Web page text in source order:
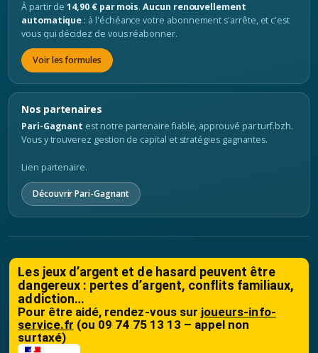
À partir de14,90 € par mois.Aucun renouvellement
automatique : à l'échéance votre abonnement s'arrête, et c'est
vous qui décidez de vous réabonner.
Voir les formules
Nos partenaires
Pari-Gagnant est notre partenaire fiable, approuvé par turf.bzh.
Vous y trouverez gestion de capital et stratégies gagnantes.
Lien partenaire.
Découvrir Pari-Gagnant
Les jeux d’argent et de hasard peuvent être
dangereux : pertes d’argent, conflits familiaux,
addiction…
Pour être aidé, rendez-vous sur joueurs-info-
service.fr (ou 09 74 75 13 13 – appel non
surtaxé)